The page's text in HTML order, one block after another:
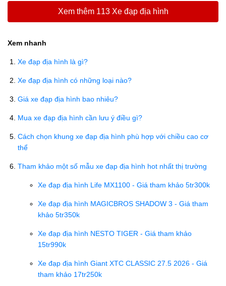
Xem thêm 113 Xe đạp địa hình
Xem nhanh
Xe đạp địa hình là gì?
Xe đạp địa hình có những loại nào?
Giá xe đạp địa hình bao nhiêu?
Mua xe đạp địa hình cần lưu ý điều gì?
Cách chọn khung xe đạp địa hình phù hợp với chiều cao cơ
thể
Tham khảo một số mẫu xe đạp địa hình hot nhất thị trường
Xe đạp địa hình Life MX1100 - Giá tham khảo 5tr300k
Xe đạp địa hình MAGICBROS SHADOW 3 - Giá tham
khảo 5tr350k
Xe đạp địa hình NESTO TIGER - Giá tham khảo
15tr990k
Xe đạp địa hình Giant XTC CLASSIC 27.5 2026 - Giá
tham khảo 17tr250k